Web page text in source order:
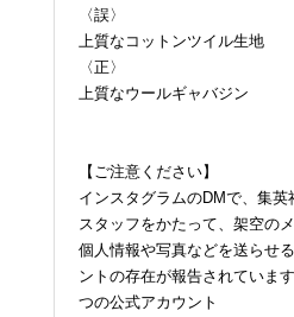
〈誤〉
上質なコットンツイル生地
〈正〉
上質なウールギャバジン
【ご注意ください】
インスタグラムのDMで、集
スタッフをかたって、架空の
個人情報や写真などを送らせ
ントの存在が報告されていま
つの公式アカウント